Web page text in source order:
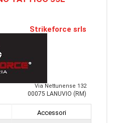
Strikeforce srls
Via Nettunense 132
00075 LANUVIO (RM)
Accessori